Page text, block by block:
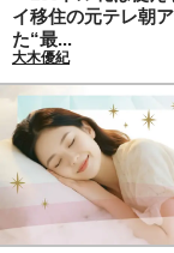
イ移住の元テレ朝
た“最...
大木優紀